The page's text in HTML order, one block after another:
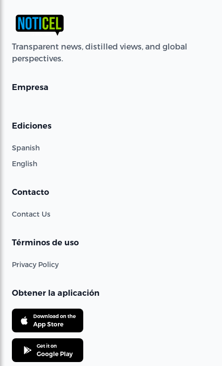
Transparent news, distilled views, and global
perspectives.
Empresa
Ediciones
Spanish
English
Contacto
Contact Us
Términos de uso
Privacy Policy
Obtener la aplicación
Download on the
App Store
Get it on
Google Play